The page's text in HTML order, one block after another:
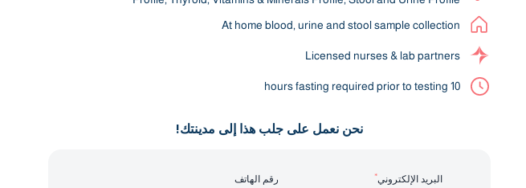
At home blood, urine and stool sample collection
Licensed nurses & lab partners
10 hours fasting required prior to testing
نحن نعمل على جلب هذا إلى مدينتك!
البريد الإلكتروني* رقم الهاتف